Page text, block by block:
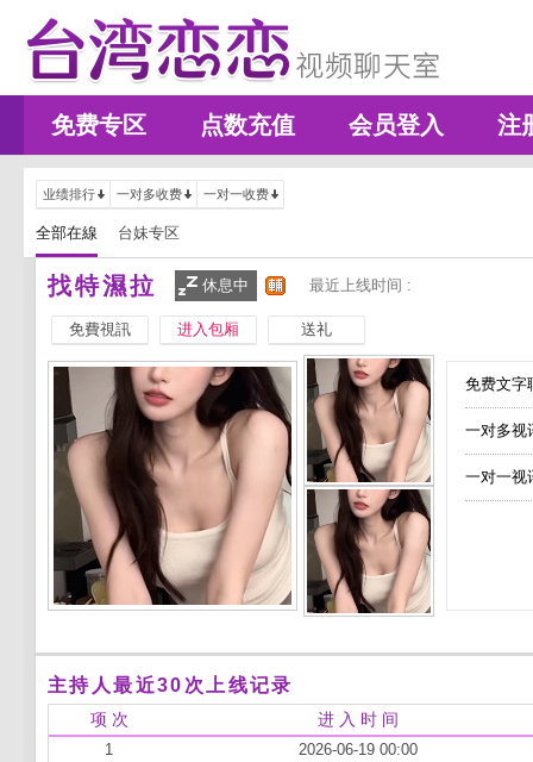
免费专区 点数充值 会员登入 注
业绩排行 一对多收费 一对一收费
全部在線 台妹专区
找特濕拉 休息中 最近上线时间 :
免費視訊 进入包厢 送礼
免费文
一对多
一对一
主持人最近30次上线记录
项 次 进 入 时 间
1
2026-06-19 00:00